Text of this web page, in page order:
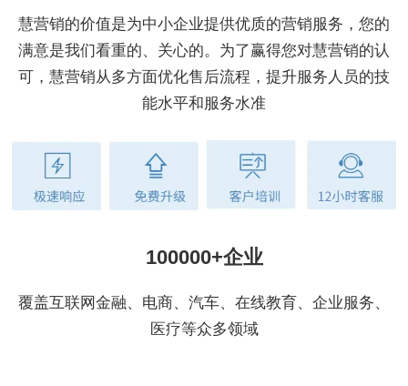
慧营销的价值是为中小企业提供优质的营销服务，您的
满意是我们看重的、关心的。为了赢得您对慧营销的认
可，慧营销从多方面优化售后流程，提升服务人员的技
能水平和服务水准
100000+企业
覆盖互联网金融、电商、汽车、在线教育、企业服务、
医疗等众多领域